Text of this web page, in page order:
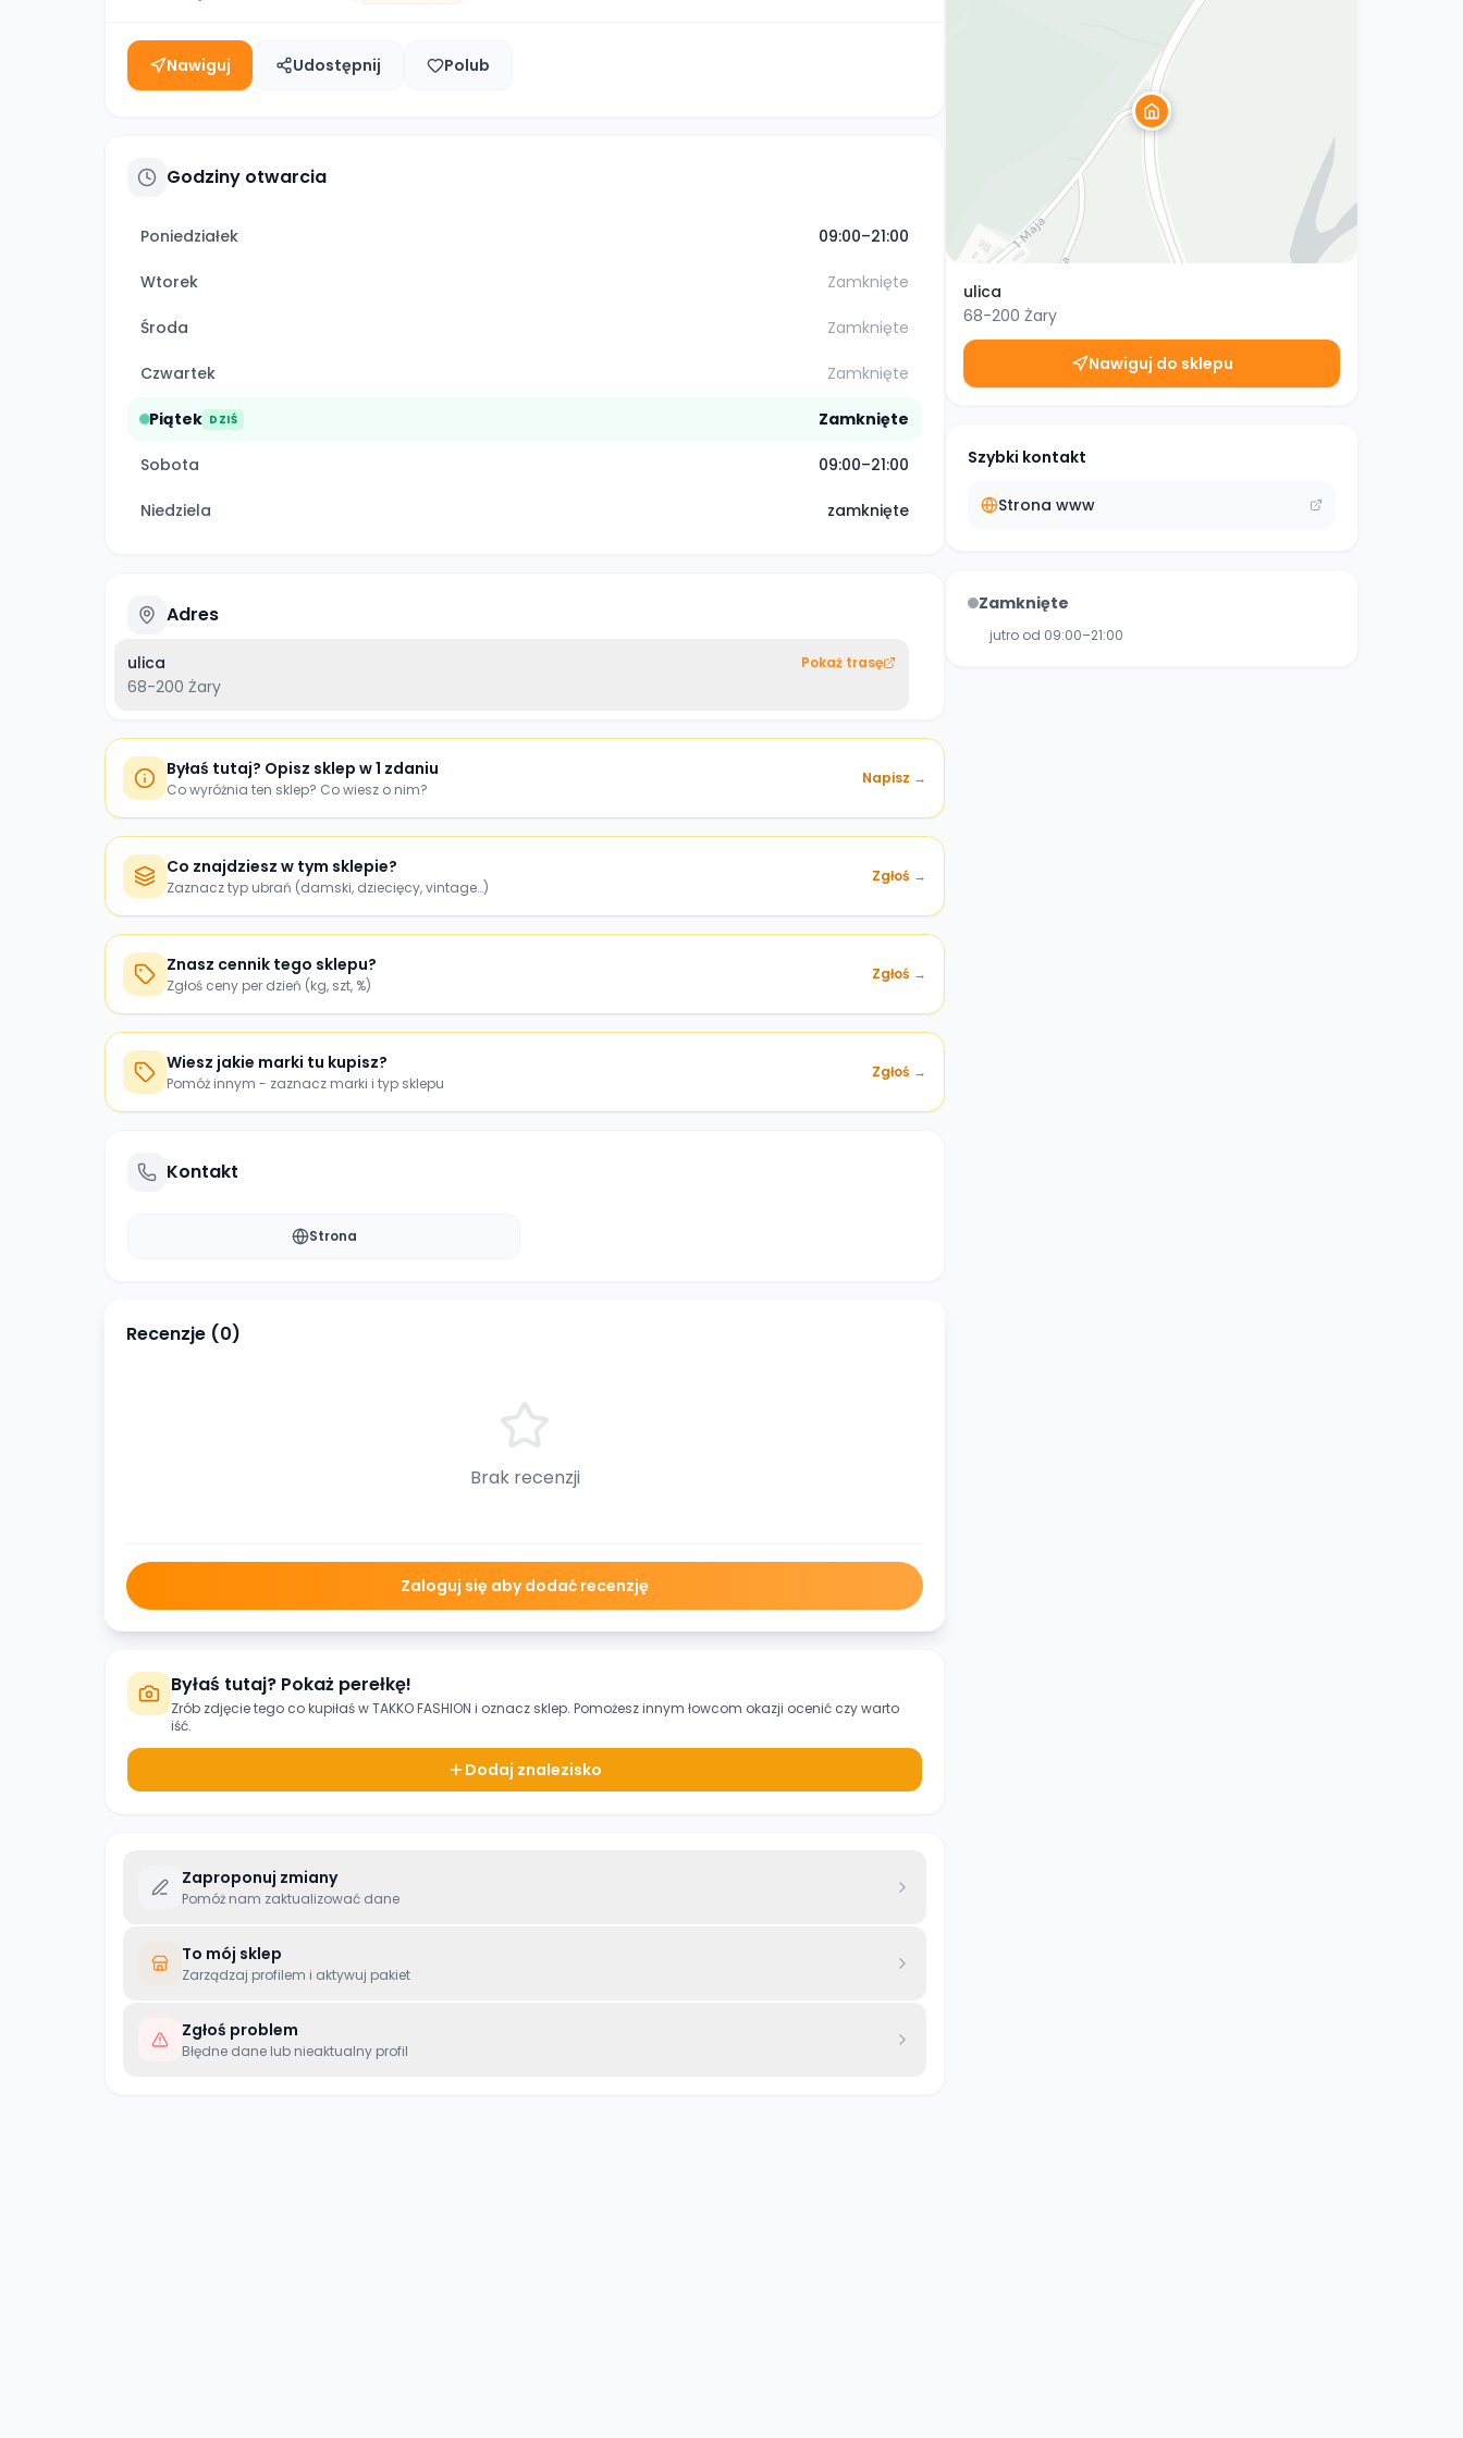
Nawiguj Udostępnij Polub
Godziny otwarcia
Poniedziałek 09:00–21:00
Wtorek Zamknięte
Środa Zamknięte
Czwartek Zamknięte
Piątek DZIŚ Zamknięte
Sobota 09:00–21:00
Niedziela zamknięte
Adres
ulica
68-200 Żary
Pokaż trasę
Byłaś tutaj? Opisz sklep w 1 zdaniu
Co wyróżnia ten sklep? Co wiesz o nim?
Napisz →
Co znajdziesz w tym sklepie?
Zaznacz typ ubrań (damski, dziecięcy, vintage…)
Zgłoś →
Znasz cennik tego sklepu?
Zgłoś ceny per dzień (kg, szt, %)
Zgłoś →
Wiesz jakie marki tu kupisz?
Pomóż innym - zaznacz marki i typ sklepu
Zgłoś →
Kontakt
Strona
Recenzje (0)
Brak recenzji
Zaloguj się aby dodać recenzję
Byłaś tutaj? Pokaż perełkę!
Zrób zdjęcie tego co kupiłaś wTAKKO FASHION i oznacz sklep. Pomożesz innym łowcom okazji ocenić czy warto
iść.
Dodaj znalezisko
Zaproponuj zmiany
Pomóż nam zaktualizować dane
To mój sklep
Zarządzaj profilem i aktywuj pakiet
Zgłoś problem
Błędne dane lub nieaktualny profil
ulica
68-200 Żary
Nawiguj do sklepu
Szybki kontakt
Strona www
Zamknięte
jutro od 09:00–21:00